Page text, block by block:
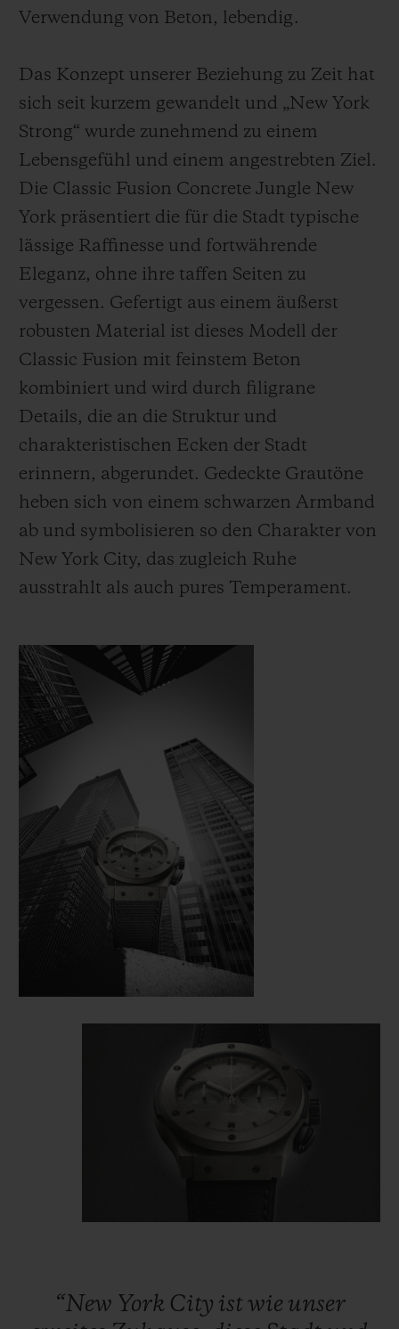
Verwendung von Beton, lebendig.
Das Konzept unserer Beziehung zu Zeit hat
sich seit kurzem gewandelt und „New York
Strong“ wurde zunehmend zu einem
Lebensgefühl und einem angestrebten Ziel.
Die Classic Fusion Concrete Jungle New
York präsentiert die für die Stadt typische
lässige Raffinesse und fortwährende
Eleganz, ohne ihre taffen Seiten zu
vergessen. Gefertigt aus einem äußerst
robusten Material ist dieses Modell der
Classic Fusion mit feinstem Beton
kombiniert und wird durch filigrane
Details, die an die Struktur und
charakteristischen Ecken der Stadt
erinnern, abgerundet. Gedeckte Grautöne
heben sich von einem schwarzen Armband
ab und symbolisieren so den Charakter von
New York City, das zugleich Ruhe
ausstrahlt als auch pures Temperament.
“New York City istwie unser